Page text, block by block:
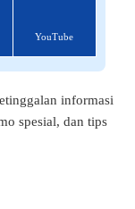
YouTube
informasi
spesial, dan tips